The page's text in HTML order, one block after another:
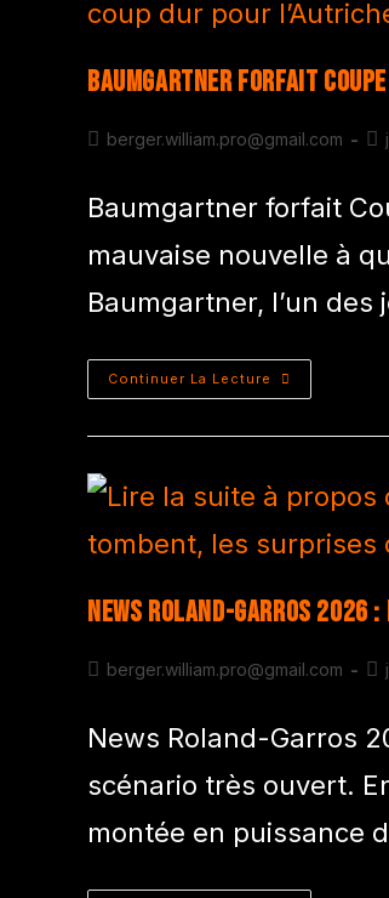
Baumgartner forfait
berger.william.pro@gmail.com
Baumgartner forfait
mauvaise nouvelle à
Baumgartner, l’un
Continuer La Lecture
News Roland-Garros
berger.william.pro@gmail.com
News Roland-Garros
scénario très ouvert.
montée en puissance